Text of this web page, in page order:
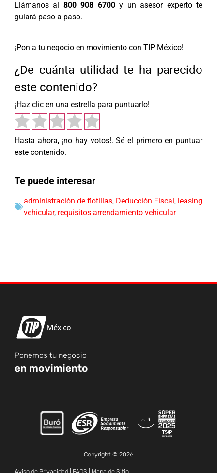
Llámanos al 800 908 6700y un asesor experto te
guiará paso a paso.
¡Pon a tu negocio en movimiento con TIP México!
¿De cuánta utilidad te ha parecido
este contenido?
¡Haz clic en una estrella para puntuarlo!
Hasta ahora, ¡no hay votos!. Sé el primero en puntuar
este contenido.
Te puede interesar
administración de flotillas, Deducción Fiscal, leasing
vehicular, requisitos arrendamiento vehicular
Ponemos tu negocio
en movimiento
Copyright © 2026
Aviso de Privacidad FAQS Mapa de Sitio